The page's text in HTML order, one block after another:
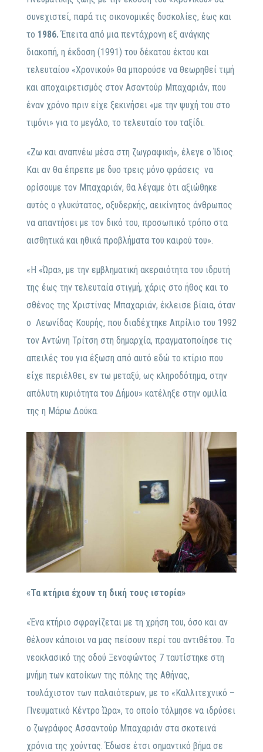
συνεχιστεί, παρά τις οικονομικές δυσκολίες, έως και
το 1986.Έπειτα από μια πεντάχρονη εξ ανάγκης
διακοπή, η έκδοση (1991) του δέκατου έκτου και
τελευταίου «Χρονικού» θα μπορούσε να θεωρηθεί τιμή
και αποχαιρετισμός στον Ασαντούρ Μπαχαριάν, που
έναν χρόνο πριν είχε ξεκινήσει «με την ψυχή του στο
τιμόνι» για το μεγάλο, το τελευταίο του ταξίδι.
«Ζω και αναπνέω μέσα στη ζωγραφική», έλεγε ο Ίδιος.
Και αν θα έπρεπε με δυο τρεις μόνο φράσεις να
ορίσουμε τον Μπαχαριάν, θα λέγαμε ότι αξιώθηκε
αυτός ο γλυκύτατος, οξυδερκής, αεικίνητος άνθρωπος
να απαντήσει με τον δικό του, προσωπικό τρόπο στα
αισθητικά και ηθικά προβλήματα του καιρού του».
«Η «Ώρα», με την εμβληματική ακεραιότητα του ιδρυτή
της έως την τελευταία στιγμή, χάρις στο ήθος και το
σθένος της Χριστίνας Μπαχαριάν, έκλεισε βίαια, όταν
ο Λεωνίδας Κουρής, που διαδέχτηκε Απρίλιο του 1992
τον Αντώνη Τρίτση στη δημαρχία, πραγματοποίησε τις
απειλές του για έξωση από αυτό εδώ το κτίριο που
είχε περιέλθει, εν τω μεταξύ, ως κληροδότημα, στην
απόλυτη κυριότητα του Δήμου» κατέληξε στην ομιλία
της η Μάρω Δούκα.
«Τα κτήρια έχουν τη δική τους ιστορία»
«Ένα κτήριο σφραγίζεται με τη χρήση του, όσο και αν
θέλουν κάποιοι να μας πείσουν περί του αντιθέτου. Το
νεοκλασικό της οδού Ξενοφώντος 7 ταυτίστηκε στη
μνήμη των κατοίκων της πόλης της Αθήνας,
τουλάχιστον των παλαιότερων, με το «Καλλιτεχνικό –
Πνευματικό Κέντρο Ώρα», το οποίο τόλμησε να ιδρύσει
ο ζωγράφος Ασσαντούρ Μπαχαριάν στα σκοτεινά
χρόνια της χούντας. Έδωσε έτσι σημαντικό βήμα σε